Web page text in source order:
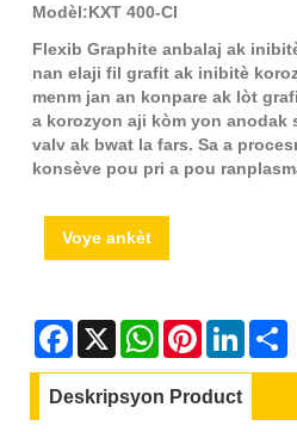
Modèl:KXT 400-CI
Flexib Graphite anbalaj ak
nan elaji fil grafit ak inibitè
menm jan an konpare ak lòt
a korozyon aji kòm yon anodak
valv ak bwat la fars. Sa a
konsève pou pri a pou
Voye ankèt
Facebook
X WhatsAppPinterest
Deskripsyon Product